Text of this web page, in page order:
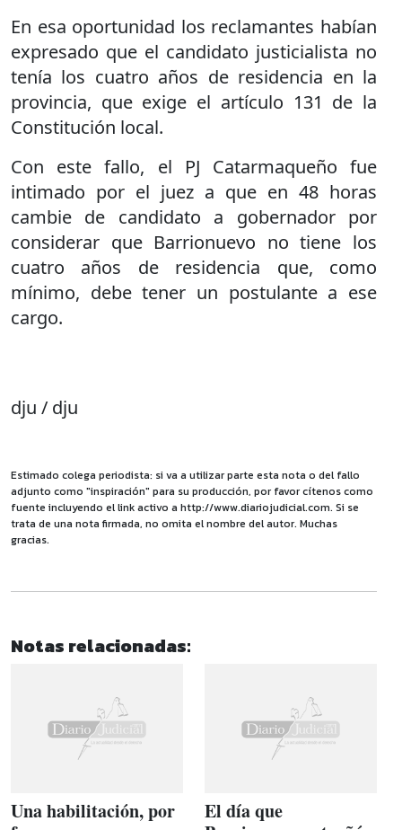
En esa oportunidad los reclamantes habían
expresado que el candidato justicialista no
tenía los cuatro años de residencia en la
provincia, que exige el artículo 131 de la
Constitución local.
Con este fallo, el PJ Catarmaqueño fue
intimado por el juez a que en 48 horas
cambie de candidato a gobernador por
considerar que Barrionuevo no tiene los
cuatro años de residencia que, como
mínimo, debe tener un postulante a ese
cargo.
dju / dju
Estimado colega periodista: si va a utilizar parte esta nota o del fallo
adjunto como "inspiración" para su producción, por favor cítenos como
fuente incluyendo el link activo a http://www.diariojudicial.com. Si se
trata de una nota firmada, no omita el nombre del autor. Muchas
gracias.
Notas relacionadas:
Una habilitación, por
El día que